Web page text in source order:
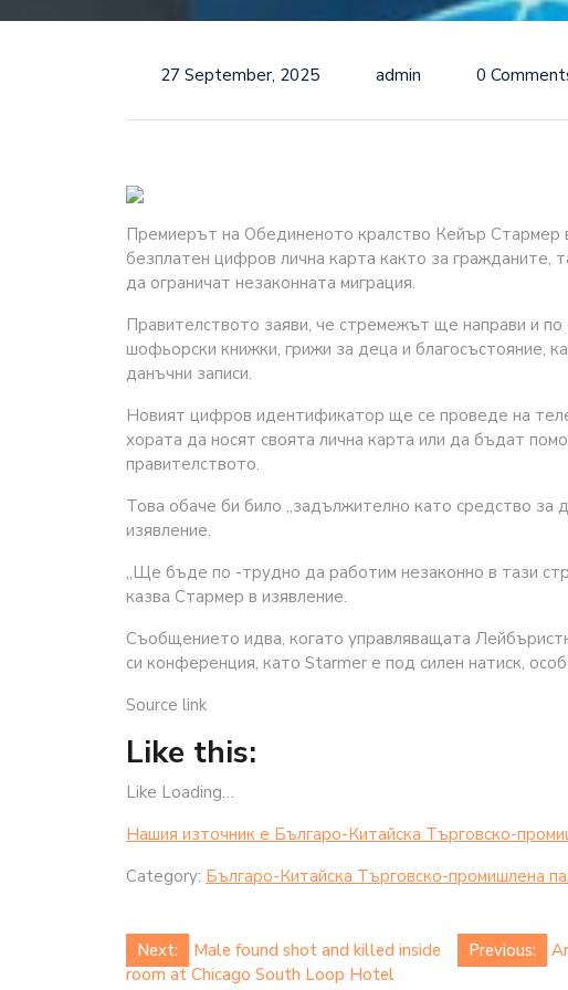
27 September, 2025 admin 0
Премиерът на Обединеното кралство Кейър Стармер
безплатен цифров лична карта както за гражданите,
да ограничат незаконната миграция.
Правителството заяви, че стремежът ще направи и по
шофьорски книжки, грижи за деца и благосъстояние,
данъчни записи.
Новият цифров идентификатор ще се проведе на
хората да носят своята лична карта или да бъдат
правителството.
Това обаче би било „задължително като средство за
изявление.
„Ще бъде по -трудно да работим незаконно в тази
казва Стармер в изявление.
Съобщението идва, когато управляващата
си конференция, като Starmer е под силен натиск,
Source link
Like this:
Like Loading…
Нашия източник е Българо-Китайска Търговско-
Category: Българо-Китайска Търговско-промишлена
Post
Previous:
Next:
Male found shot and killed inside
room at Chicago South Loop Hotel